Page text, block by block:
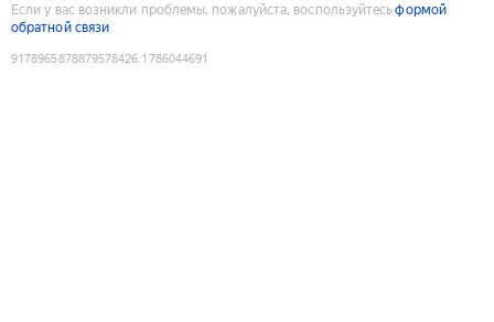
Если у вас возникли проблемы, пожалуйста, воспользуйтесьформой
обратной связи
9178965878879578426:1786044691